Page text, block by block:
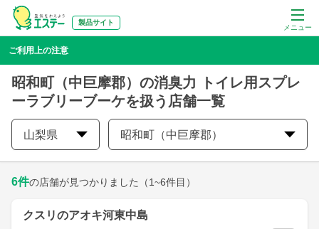
メニュー
製品サイト
ご利用上の注意
昭和町（中巨摩郡）の消臭力 トイレ用スプレ
ーラブリーブーケを扱う店舗一覧
山梨県 昭和町（中巨摩郡）
6件の店舗が見つかりました （1~6件目）
クスリのアオキ河東中島